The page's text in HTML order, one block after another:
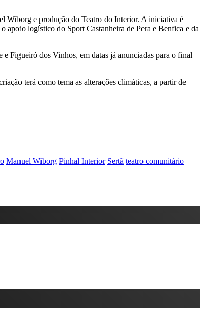
Wiborg e produção do Teatro do Interior. A iniciativa é
logístico do Sport Castanheira de Pera e Benfica e da
Figueiró dos Vinhos, em datas já anunciadas para o final
terá como tema as alterações climáticas, a partir de
Manuel Wiborg Pinhal Interior Sertã teatro comunitário